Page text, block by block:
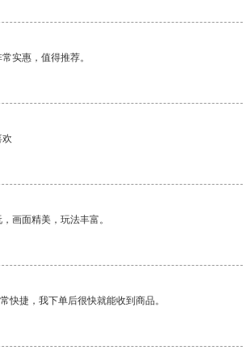
实惠，值得推荐。
欢
画面精美，玩法丰富。
快捷，我下单后很快就能收到商品。